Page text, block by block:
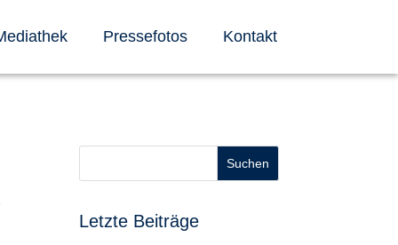
Pressefotos Kontakt
Suchen
Letzte Beiträge